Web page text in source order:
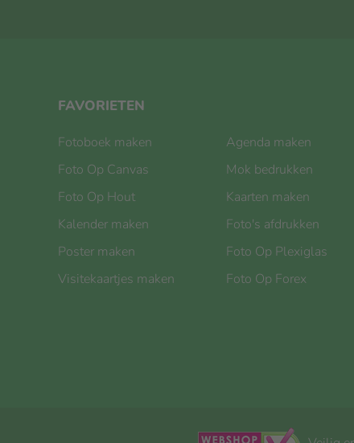
FAVORIETEN
Fotoboek maken
Foto Op Canvas
Foto Op Hout
Kalender maken
Poster maken
Visitekaartjes maken
Agenda maken
Mok bedrukken
Kaarten maken
Foto's afdrukken
Foto Op Plexiglas
Foto Op Forex